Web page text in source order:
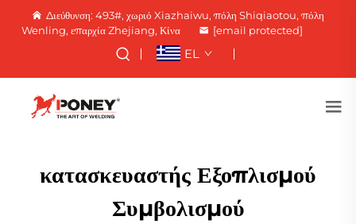
Διεύθυνση: 493#, χωριό Xiazhaiwu, πόλη Shiqiaotou, πόλη
Wenling, επαρχία Zhejiang, Κίνα
[email protected]
EL
κατασκευαστής Εξοπλισμού
Συμβολισμού